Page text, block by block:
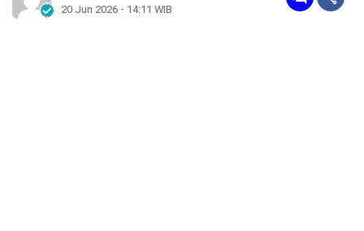
20 Jun 2026 - 14:11 WIB